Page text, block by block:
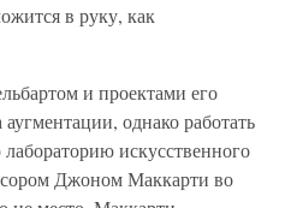
в руку, как
и проектами его
однако работать
искусственного
Джоном Маккарти во